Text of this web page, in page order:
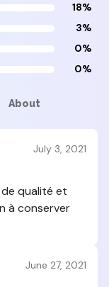
18%
3%
0%
0%
About
July 3, 2021
qualité et
à conserver
June 27, 2021